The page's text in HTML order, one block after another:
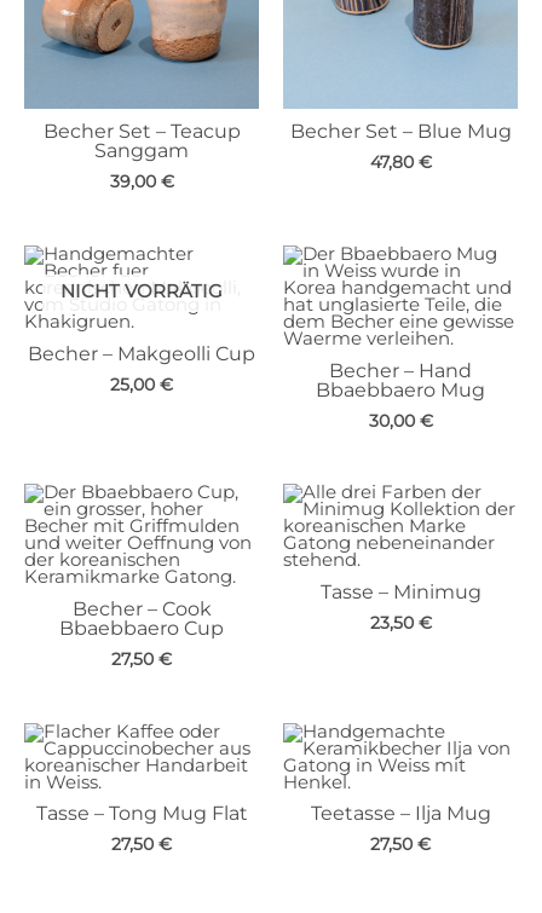
Becher Set – Teacup
Sanggam
39,00 €
Becher Set – Blue Mug
47,80 €
NICHT VORRÄTIG
Becher – Makgeolli Cup
25,00 €
Becher – Hand
Bbaebbaero Mug
30,00 €
Becher – Cook
Bbaebbaero Cup
27,50 €
Tasse – Minimug
23,50 €
Tasse – Tong Mug Flat
27,50 €
Teetasse – Ilja Mug
27,50 €